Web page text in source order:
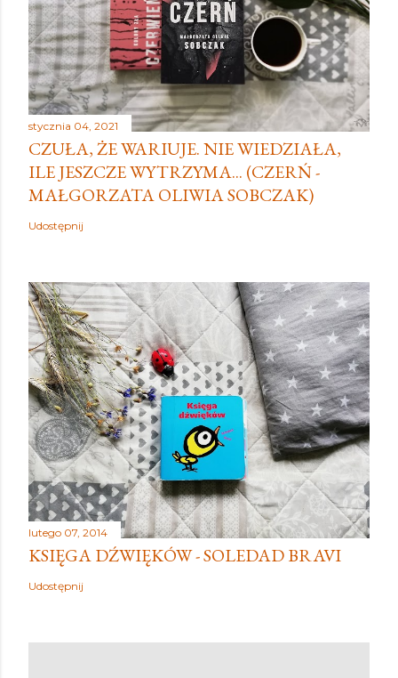
stycznia 04, 2021
CZUŁA, ŻE WARIUJE. NIE WIEDZIAŁA,
ILE JESZCZE WYTRZYMA... (CZERŃ -
MAŁGORZATA OLIWIA SOBCZAK)
Udostępnij
lutego 07, 2014
KSIĘGA DŹWIĘKÓW - SOLEDAD BRAVI
Udostępnij